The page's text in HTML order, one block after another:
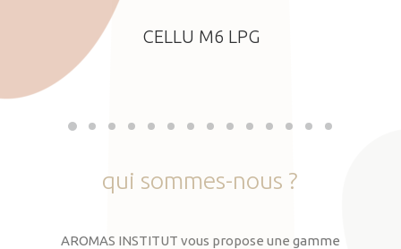
CELLU M6 LPG
qui sommes-nous ?
AROMAS INSTITUT vous propose une gamme